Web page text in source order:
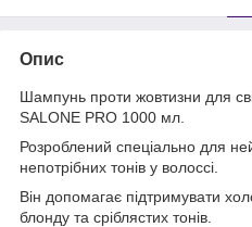
Опис
Шампунь проти жовтизни для
SALONE PRO 1000 мл.
Розроблений спеціально для
непотрібних тонів у волоссі.
Він допомагає підтримувати
блонду та сріблястих тонів.